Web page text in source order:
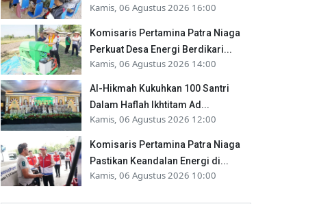
Kamis, 06 Agustus 2026 16:00
Komisaris Pertamina Patra Niaga
Perkuat Desa Energi Berdikari...
Kamis, 06 Agustus 2026 14:00
Al-Hikmah Kukuhkan 100 Santri
Dalam Haflah Ikhtitam Ad...
Kamis, 06 Agustus 2026 12:00
Komisaris Pertamina Patra Niaga
Pastikan Keandalan Energi di...
Kamis, 06 Agustus 2026 10:00